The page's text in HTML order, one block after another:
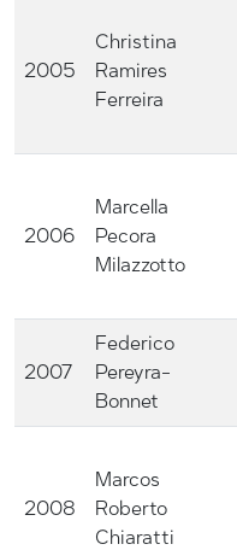
2005
Christina
Ramires
Ferreira
2006
Marcella
Pecora
Milazzotto
2007
Federico
Pereyra-
Bonnet
2008
Marcos
Roberto
Chiaratti